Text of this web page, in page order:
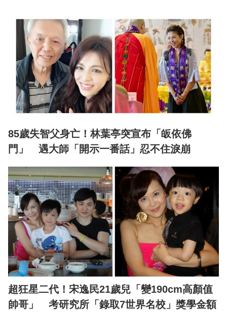
85歲失智父身亡！林葉亭突宣布「皈依佛
門」 遇大師「開示一番話」忍不住淚崩
超狂星二代！宋逸民21歲兒「變190cm高顏值
帥哥」 考研究所「錄取7世界名校」獎學金額